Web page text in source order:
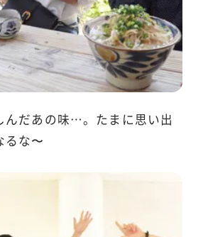
んだあの味…。たまに思い出
るな〜